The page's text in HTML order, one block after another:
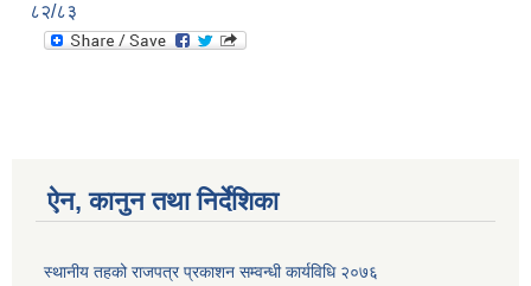
८२/८३
ऐन, कानुन तथा निर्देशिका
स्थानीय तहको राजपत्र प्रकाशन सम्वन्धी कार्यविधि २०७६